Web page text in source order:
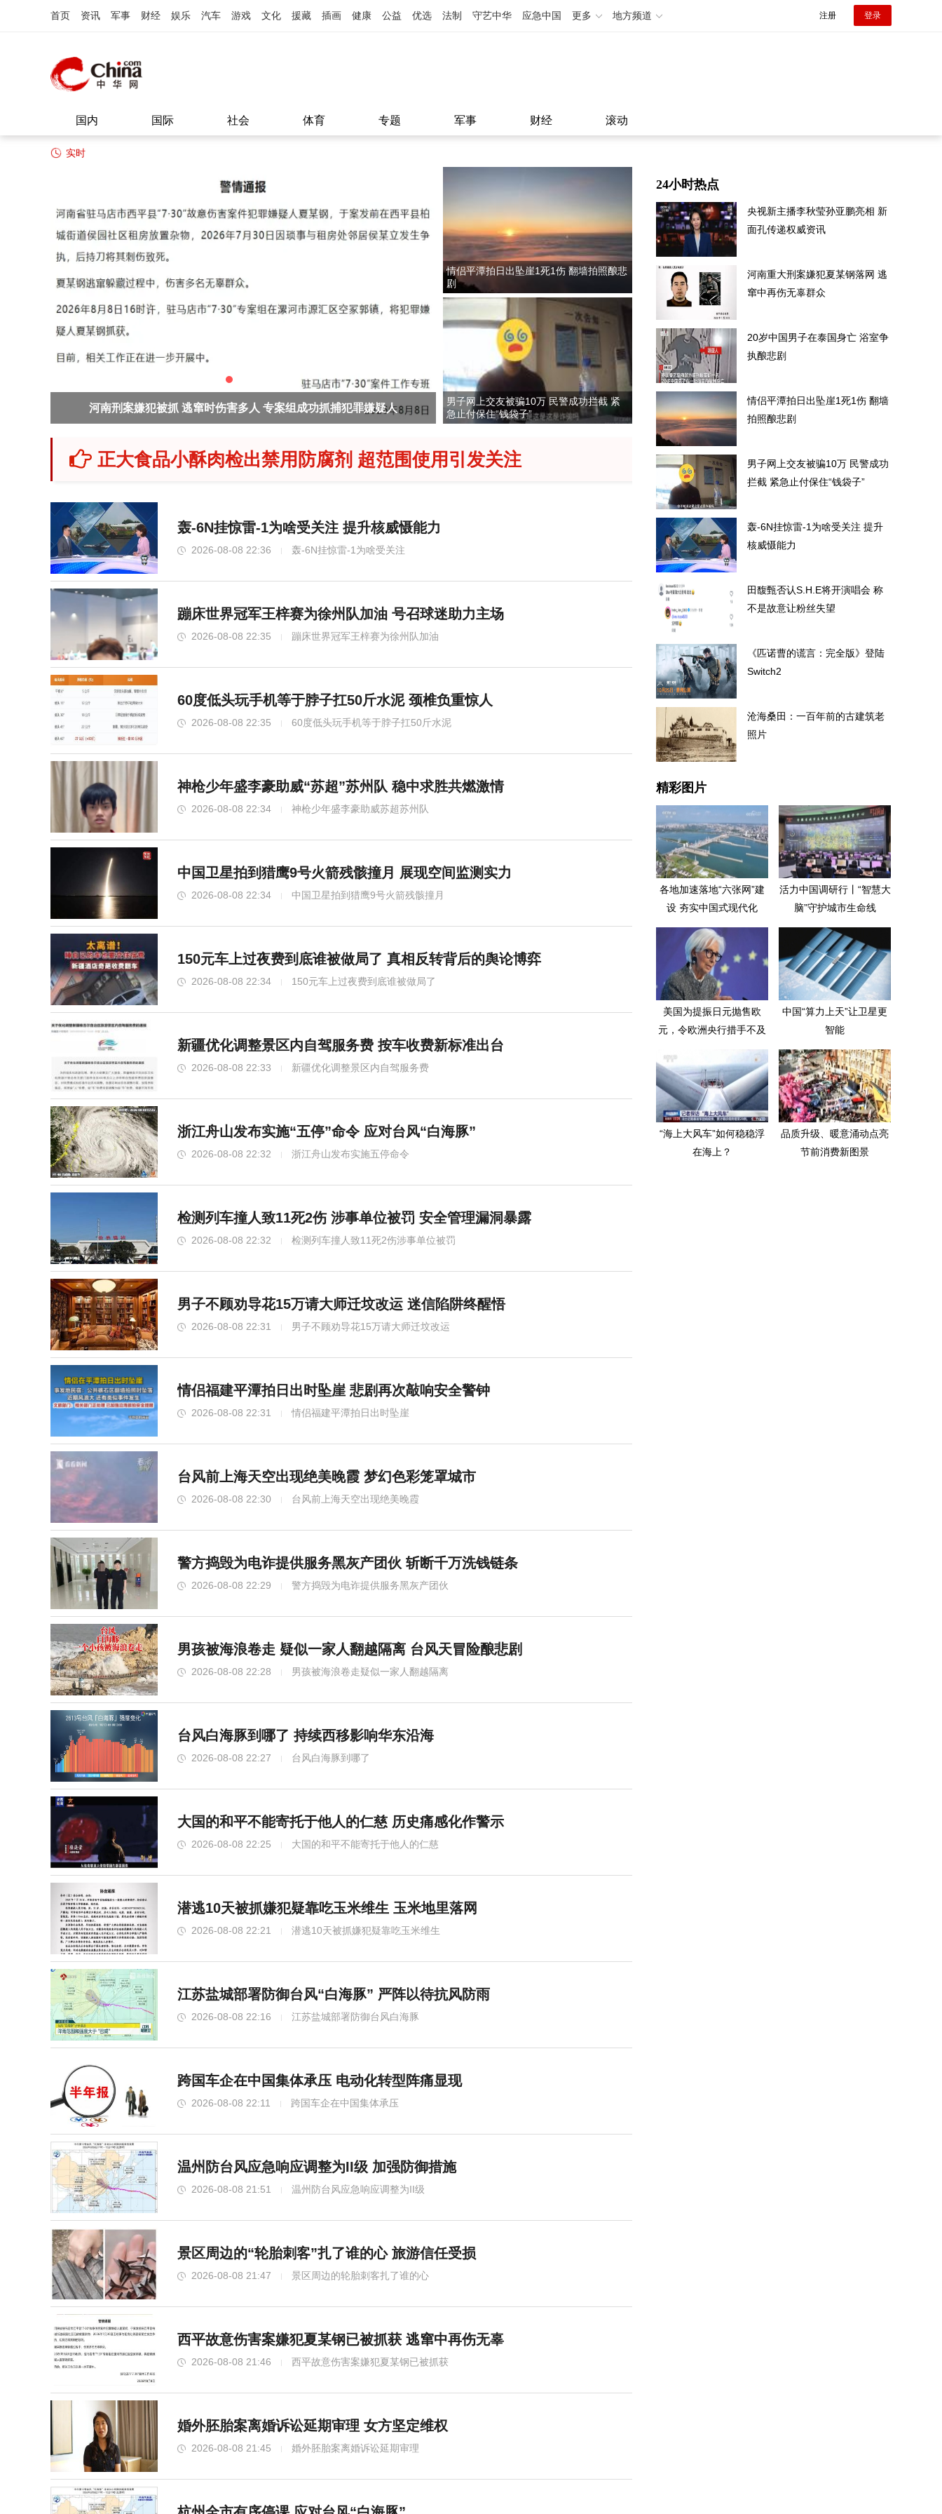
首页 资讯 军事 财经 娱乐 汽车 游戏 文化 援藏 插画 健康 公益 优选 法制 守艺中华 应急中国 更多 地方频道 注册 登录
国内 国际 社会 体育 专题 军事 财经 滚动
实时
河南刑案嫌犯被抓 逃窜时伤害多人 专案组成功抓捕犯罪嫌疑人 央视新主播李秋莹孙亚鹏亮相 新面孔传递权威资讯
情侣平潭拍日出坠崖1死1伤 翻墙拍照酿悲
剧
男子网上交友被骗10万 民警成功拦截 紧
急止付保住“钱袋子”
正大食品小酥肉检出禁用防腐剂 超范围使用引发关注
轰-6N挂惊雷-1为啥受关注 提升核威慑能力
2026-08-08 22:36 轰-6N挂惊雷-1为啥受关注
蹦床世界冠军王梓赛为徐州队加油 号召球迷助力主场
2026-08-08 22:35 蹦床世界冠军王梓赛为徐州队加油
60度低头玩手机等于脖子扛50斤水泥 颈椎负重惊人
2026-08-08 22:35 60度低头玩手机等于脖子扛50斤水泥
神枪少年盛李豪助威“苏超”苏州队 稳中求胜共燃激情
2026-08-08 22:34 神枪少年盛李豪助威苏超苏州队
中国卫星拍到猎鹰9号火箭残骸撞月 展现空间监测实力
2026-08-08 22:34 中国卫星拍到猎鹰9号火箭残骸撞月
150元车上过夜费到底谁被做局了 真相反转背后的舆论博弈
2026-08-08 22:34 150元车上过夜费到底谁被做局了
新疆优化调整景区内自驾服务费 按车收费新标准出台
2026-08-08 22:33 新疆优化调整景区内自驾服务费
浙江舟山发布实施“五停”命令 应对台风“白海豚”
2026-08-08 22:32 浙江舟山发布实施五停命令
检测列车撞人致11死2伤 涉事单位被罚 安全管理漏洞暴露
2026-08-08 22:32 检测列车撞人致11死2伤涉事单位被罚
男子不顾劝导花15万请大师迁坟改运 迷信陷阱终醒悟
2026-08-08 22:31 男子不顾劝导花15万请大师迁坟改运
情侣福建平潭拍日出时坠崖 悲剧再次敲响安全警钟
2026-08-08 22:31 情侣福建平潭拍日出时坠崖
台风前上海天空出现绝美晚霞 梦幻色彩笼罩城市
2026-08-08 22:30 台风前上海天空出现绝美晚霞
警方捣毁为电诈提供服务黑灰产团伙 斩断千万洗钱链条
2026-08-08 22:29 警方捣毁为电诈提供服务黑灰产团伙
男孩被海浪卷走 疑似一家人翻越隔离 台风天冒险酿悲剧
2026-08-08 22:28 男孩被海浪卷走疑似一家人翻越隔离
台风白海豚到哪了 持续西移影响华东沿海
2026-08-08 22:27 台风白海豚到哪了
大国的和平不能寄托于他人的仁慈 历史痛感化作警示
2026-08-08 22:25 大国的和平不能寄托于他人的仁慈
潜逃10天被抓嫌犯疑靠吃玉米维生 玉米地里落网
2026-08-08 22:21 潜逃10天被抓嫌犯疑靠吃玉米维生
江苏盐城部署防御台风“白海豚” 严阵以待抗风防雨
2026-08-08 22:16 江苏盐城部署防御台风白海豚
跨国车企在中国集体承压 电动化转型阵痛显现
2026-08-08 22:11 跨国车企在中国集体承压
温州防台风应急响应调整为II级 加强防御措施
2026-08-08 21:51 温州防台风应急响应调整为II级
景区周边的“轮胎刺客”扎了谁的心 旅游信任受损
2026-08-08 21:47 景区周边的轮胎刺客扎了谁的心
西平故意伤害案嫌犯夏某钢已被抓获 逃窜中再伤无辜
2026-08-08 21:46 西平故意伤害案嫌犯夏某钢已被抓获
婚外胚胎案离婚诉讼延期审理 女方坚定维权
2026-08-08 21:45 婚外胚胎案离婚诉讼延期审理
24小时热点
央视新主播李秋莹孙亚鹏亮相 新
面孔传递权威资讯
河南重大刑案嫌犯夏某钢落网 逃
窜中再伤无辜群众
20岁中国男子在泰国身亡 浴室争
执酿悲剧
情侣平潭拍日出坠崖1死1伤 翻墙
拍照酿悲剧
男子网上交友被骗10万 民警成功
拦截 紧急止付保住“钱袋子”
轰-6N挂惊雷-1为啥受关注 提升
核威慑能力
田馥甄否认S.H.E将开演唱会 称
不是故意让粉丝失望
《匹诺曹的谎言：完全版》登陆
Switch2
沧海桑田：一百年前的古建筑老
照片
精彩图片
各地加速落地“六张网”建
设 夯实中国式现代化
活力中国调研行丨“智慧大
脑”守护城市生命线
美国为提振日元抛售欧
元，令欧洲央行措手不及
中国“算力上天”让卫星更
智能
“海上大风车”如何稳稳浮
在海上？
品质升级、暖意涌动点亮
节前消费新图景